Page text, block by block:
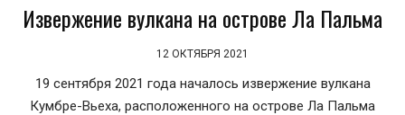
Извержение вулкана на острове Ла Пальма
12 ОКТЯБРЯ 2021
19 сентября 2021 года началось извержение вулкана
Кумбре-Вьеха, расположенного на острове Ла Пальма